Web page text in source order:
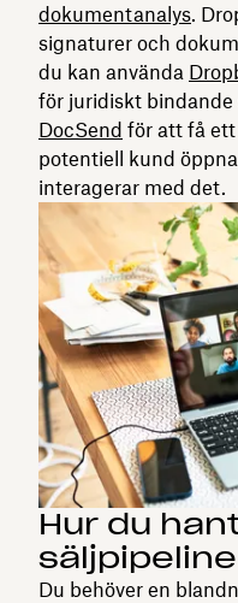
dokumentanalys.
signaturer och
du kan använda
för juridiskt
DocSend för att få
potentiell kund
interagerar med det.
Hur du
Du behöver en